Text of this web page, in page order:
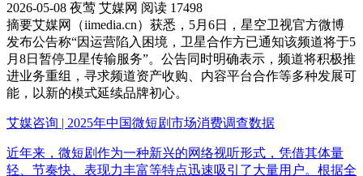
2026-05-08 夜莺 艾媒网 阅读 17498
摘要艾媒网（iimedia.cn）获悉，5月6日，星空卫视官方微博
发布公告称“因运营陷入困境，卫星合作方已通知该频道将于5
月8日暂停卫星传输服务”。公告同时明确表示，频道将积极推
进业务重组，寻求频道资产收购、内容平台合作等多种发展可
能，以新的模式延续品牌初心。
艾媒咨询 | 2025年中国微短剧市场消费调查数据
近年来，微短剧作为一种新兴的网络视听形式，凭借其体量
轻、节奏快、表现力丰富等特点迅速吸引了大量用户。根据全